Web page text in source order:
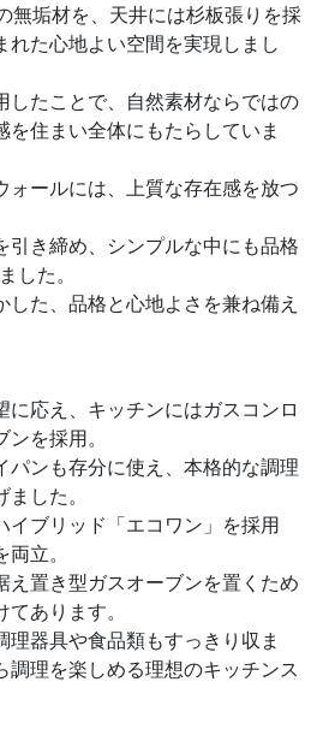
無垢材を、天井には杉板張りを採
れた心地よい空間を実現しまし
したことで、自然素材ならではの
住まい全体にもたらしていま
ォールには、上質な存在感を放つ
引き締め、シンプルな中にも品格
した。
た、品格と心地よさを兼ね備え
応え、キッチンにはガスコンロ
を採用。
パンも存分に使え、本格的な調理
した。
イブリッド「エコワン」を採用
立。
え置き型ガスオーブンを置くため
あります。
器具や食品類もすっきり収ま
調理を楽しめる理想のキッチンス